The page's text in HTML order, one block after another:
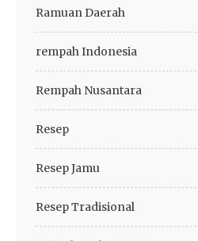
Ramuan Daerah
rempah Indonesia
Rempah Nusantara
Resep
Resep Jamu
Resep Tradisional